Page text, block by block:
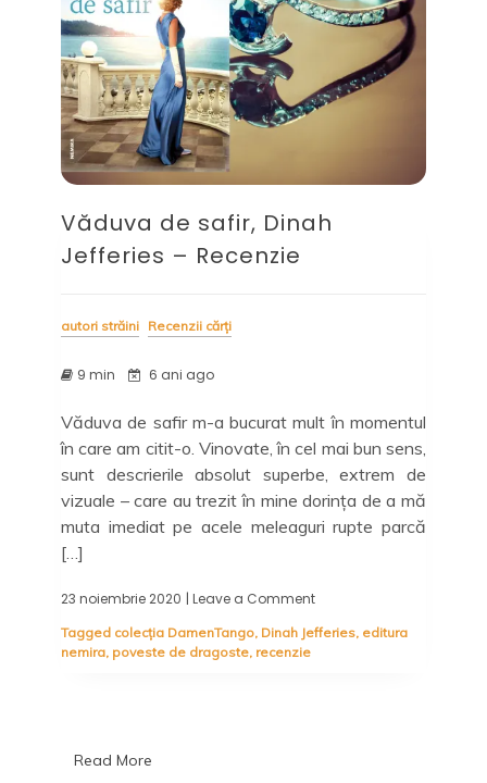
Văduva de safir, Dinah
Jefferies – Recenzie
autori străini Recenzii cărți
9 min 6 ani ago
Văduva de safir m-a bucurat mult în momentul
în care am citit-o. Vinovate, în cel mai bun sens,
sunt descrierile absolut superbe, extrem de
vizuale – care au trezit în mine dorința de a mă
muta imediat pe acele meleaguri rupte parcă
[…]
23 noiembrie 2020 | Leave a Comment
de
Tagged colecția DamenTango, Dinah Jefferies, editura
nemira, poveste de dragoste, recenzie
Read More